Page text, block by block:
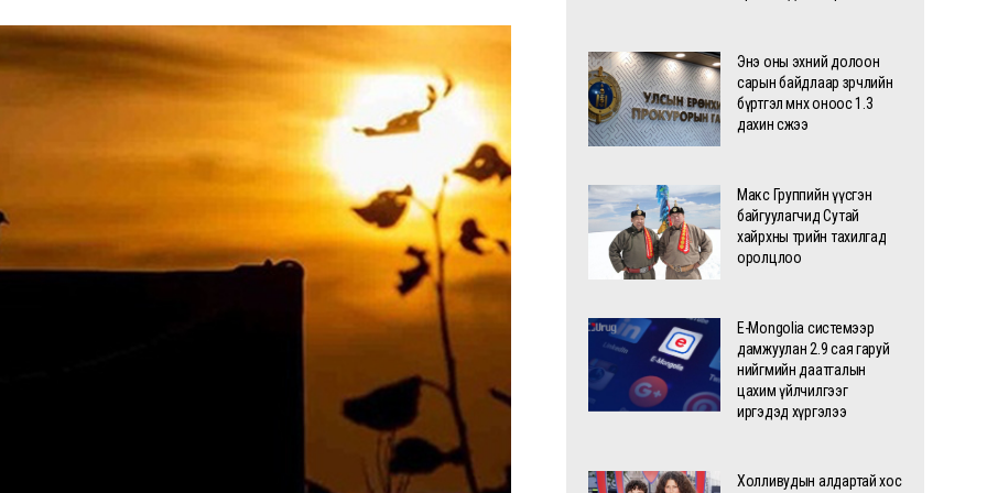
Энэ оны эхний долоон
сарын байдлаар зөрчлийн
бүртгэл өмнөх оноос 1.3
дахин өсжээ
Макс Группийн үүсгэн
байгуулагчид Сутай
хайрхны төрийн тахилгад
оролцлоо
E-Mongolia системээр
дамжуулан 2.9 сая гаруй
нийгмийн даатгалын
цахим үйлчилгээг
иргэдэд хүргэлээ
Холливудын алдартай хос